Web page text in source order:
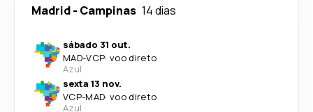
Madrid- Campinas 14 dias
sábado 31 out.
MAD-VCP· voo direto
Azul
sexta 13 nov.
VCP-MAD· voo direto
Azul